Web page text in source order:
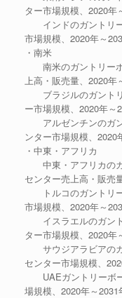
ター市場規模、2020年
インドのガントリー
市場規模、2020年～
・南米
南米のガントリーボ
上高・販売量、2020年
ブラジルのガントリ
ー市場規模、2020年～
アルゼンチンのガン
ンター市場規模、2020
・中東・アフリカ
中東・アフリカのガ
センター売上高・販売
トルコのガントリー
市場規模、2020年～
イスラエルのガント
ター市場規模、2020年
サウジアラビアのガ
センター市場規模、
UAEガントリーボー
場規模、2020年～2031